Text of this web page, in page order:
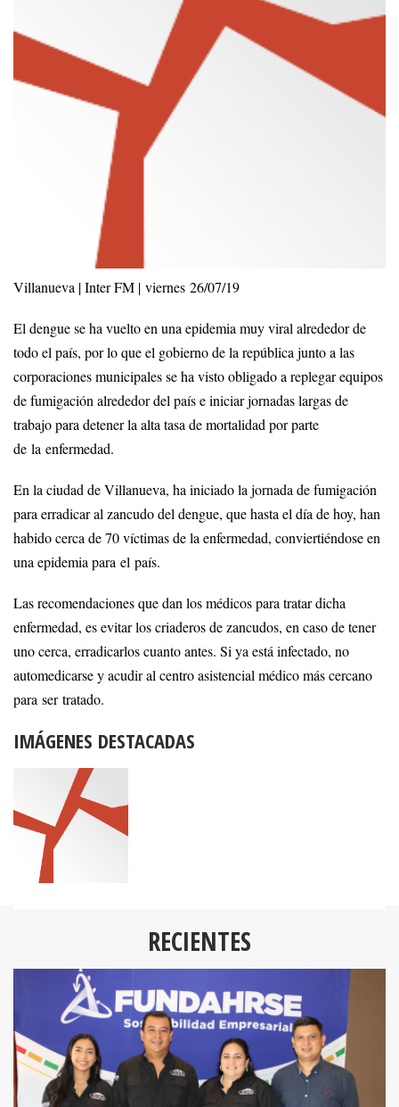
Villanueva | Inter FM | viernes 26/07/19
El dengue se ha vuelto en una epidemia muy viral alrededor de
todo el país, por lo que el gobierno de la república junto a las
corporaciones municipales se ha visto obligado a replegar equipos
de fumigación alrededor del país e iniciar jornadas largas de
trabajo para detener la alta tasa de mortalidad por parte
de la enfermedad.
En la ciudad de Villanueva, ha iniciado la jornada de fumigación
para erradicar al zancudo del dengue, que hasta el día de hoy, han
habido cerca de 70 víctimas de la enfermedad, conviertiéndose en
una epidemia para el país.
Las recomendaciones que dan los médicos para tratar dicha
enfermedad, es evitar los criaderos de zancudos, en caso de tener
uno cerca, erradicarlos cuanto antes. Si ya está infectado, no
automedicarse y acudir al centro asistencial médico más cercano
para ser tratado.
IMÁGENES DESTACADAS
RECIENTES